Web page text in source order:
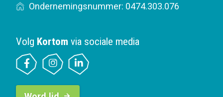
Ondernemingsnummer: 0474.303.076
Volg Kortom via sociale media
B